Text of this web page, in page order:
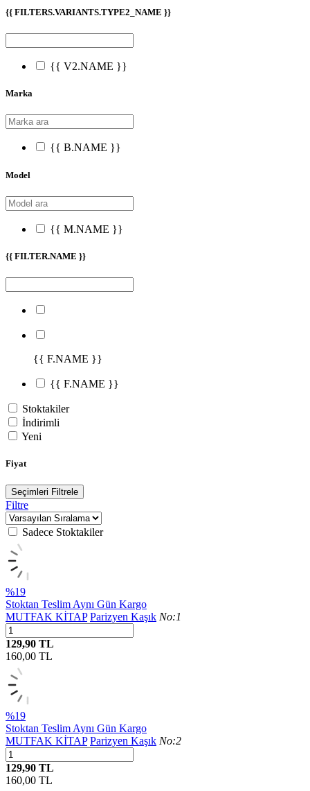
{{ FILTERS.VARIANTS.TYPE2_NAME }}
{{ V2.NAME }}
Marka
{{ B.NAME }}
Model
{{ M.NAME }}
{{ FILTER.NAME }}
{{ F.NAME }}
{{ F.NAME }}
Stoktakiler
İndirimli
Yeni
Fiyat
Seçimleri Filtrele
Filtre
Sadece Stoktakiler
%19
Stoktan TeslimAynı Gün Kargo
MUTFAK KİTAP Parizyen Kaşık No:1
129,90 TL
160,00 TL
%19
Stoktan TeslimAynı Gün Kargo
MUTFAK KİTAP Parizyen Kaşık No:2
129,90 TL
160,00 TL